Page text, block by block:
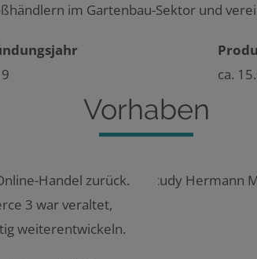
im Gartenbau-Sektor und
ca.
Vorhaben
Handel zurück.
3 war veraltet,
weiterentwickeln.